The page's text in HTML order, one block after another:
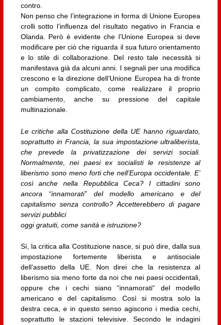
contro.
Non penso che l’integrazione in forma di Unione Europea
crolli sotto l’influenza del risultato negativo in Francia e
Olanda. Però è evidente che l’Unione Europea si deve
modificare per ciò che riguarda il sua futuro orientamento
e lo stile di collaborazione. Del resto tale necessità si
manifestava già da alcuni anni. I segnali per una modifica
crescono e la direzione dell’Unione Europea ha di fronte
un compito complicato, come realizzare il proprio
cambiamento, anche su pressione del capitale
multinazionale.
Le critiche alla Costituzione della UE hanno riguardato,
soprattutto in Francia, la sua impostazione ultraliberista,
che prevede la privatizzazione dei servizi sociali.
Normalmente, nei paesi ex socialisti le resistenze al
liberismo sono meno forti che nell’Europa occidentale. E’
così anche nella Repubblica Ceca? I cittadini sono
ancora “innamorati” del modello americano e del
capitalismo senza controllo? Accetterebbero di pagare
servizi pubblici
oggi gratuiti, come sanità e istruzione?
Sí, la critica alla Costituzione nasce, si può dire, dalla sua
impostazione fortemente liberista e antisociale
dell’assetto della UE. Non direi che la resistenza al
liberismo sia meno forte da noi che nei paesi occidentali,
oppure che i cechi siano “innamorati“ del modello
americano e del capitalismo. Così si mostra solo la
destra ceca, e in questo senso agiscono i media cechi,
soprattutto le stazioni televisive. Secondo le indagini